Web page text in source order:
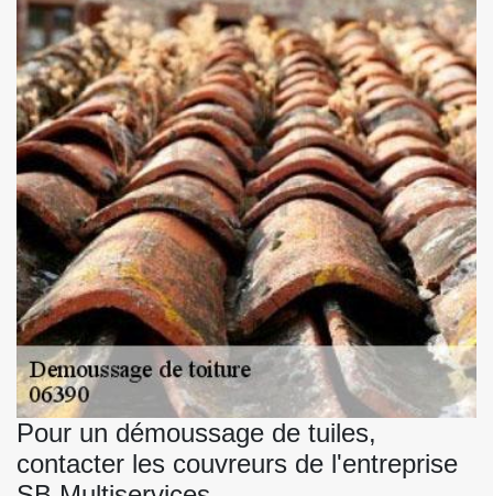
Pour un démoussage de tuiles,
contacter les couvreurs de l'entreprise